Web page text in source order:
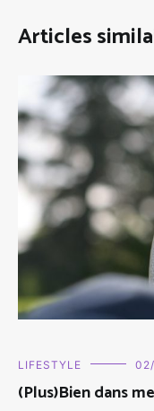
Articles
LIFESTYLE
(Plus)Bien dans